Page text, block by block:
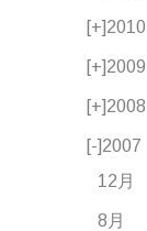
[+]2010
[+]2009
[+]2008
[-]2007
12月
8月